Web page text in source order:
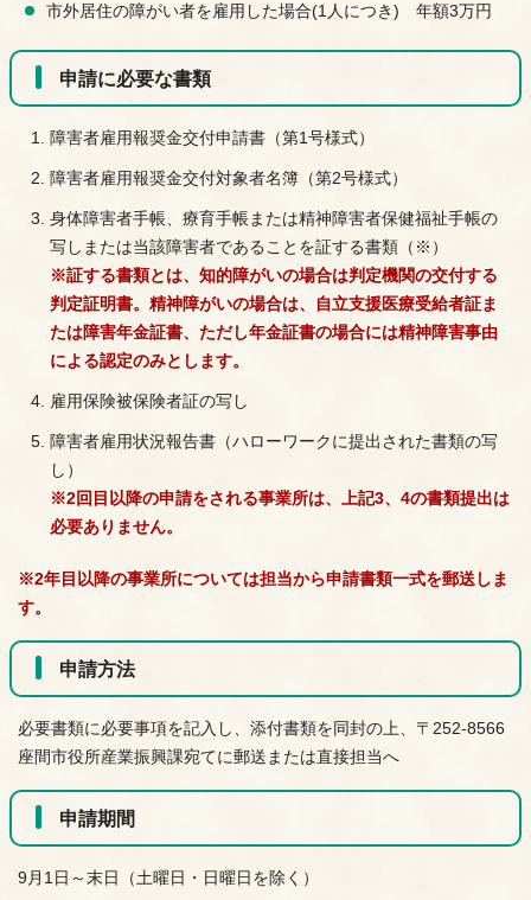
市外居住の障がい者を雇用した場合(1人につき) 年額3万円
申請に必要な書類
障害者雇用報奨金交付申請書（第1号様式）
障害者雇用報奨金交付対象者名簿（第2号様式）
身体障害者手帳、療育手帳または精神障害者保健福祉手帳の
写しまたは当該障害者であることを証する書類（※）
※証する書類とは、知的障がいの場合は判定機関の交付する
判定証明書。精神障がいの場合は、自立支援医療受給者証ま
たは障害年金証書、ただし年金証書の場合には精神障害事由
による認定のみとします。
雇用保険被保険者証の写し
障害者雇用状況報告書（ハローワークに提出された書類の写
し）
※2回目以降の申請をされる事業所は、上記3、4の書類提出は
必要ありません。
※2年目以降の事業所については担当から申請書類一式を郵送しま
す。
申請方法
必要書類に必要事項を記入し、添付書類を同封の上、〒252-8566
座間市役所産業振興課宛てに郵送または直接担当へ
申請期間
9月1日～末日（土曜日・日曜日を除く）